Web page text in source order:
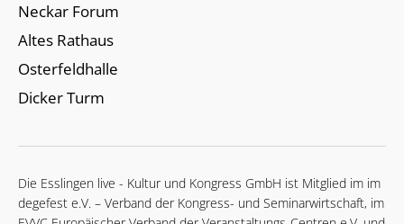
Neckar Forum
Altes Rathaus
Osterfeldhalle
Dicker Turm
Die Esslingen live - Kultur und Kongress GmbH ist Mitglied im im
degefest e.V. – Verband der Kongress- und Seminarwirtschaft, im